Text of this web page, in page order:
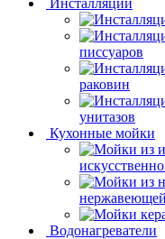
Инсталляции
писсуаров
раковин
унитазов
Кухонные мойки
Водонагреватели